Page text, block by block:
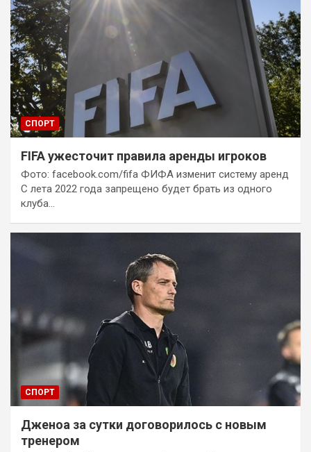
СПОРТ
FIFA ужесточит правила аренды игроков
Фото: facebook.com/fifa ФИФА изменит систему аренд
С лета 2022 года запрещено будет брать из одного
клуба…
СПОРТ
Дженоа за сутки договорилось с новым
тренером